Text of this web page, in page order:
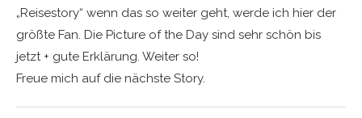
„Reisestory“ wenn das so weiter geht, werde ich hier der
größte Fan. Die Picture of the Day sind sehr schön bis
jetzt + gute Erklärung. Weiter so!
Freue mich auf die nächste Story.